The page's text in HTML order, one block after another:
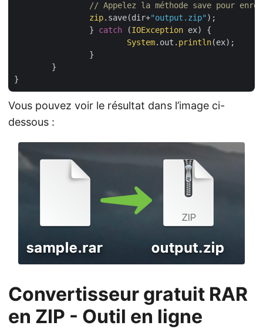
// Appelez la méthode save pour
zip.save(dir+"output.zip" );
		}
catch (IOException ex) {
System.out. println(ex);
Vous pouvez voir le résultat dans l’image ci-
dessous :
Convertisseur gratuit RAR
en ZIP - Outil en ligne